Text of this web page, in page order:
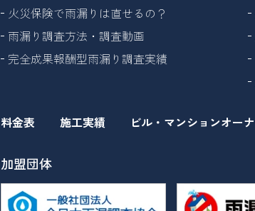
火災保険で雨漏りは直せるの？
雨漏り調査方法・調査動画
完全成果報酬型雨漏り調査実績
料金表 施工実績 ビル・マンションオー
加盟団体